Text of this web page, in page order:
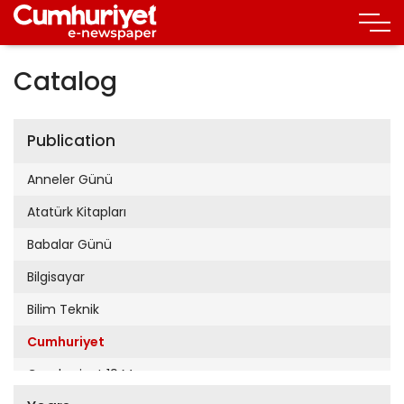
Catalog
Publication
Anneler Günü
Atatürk Kitapları
Babalar Günü
Bilgisayar
Bilim Teknik
Cumhuriyet
Cumhuriyet 19 Mayıs